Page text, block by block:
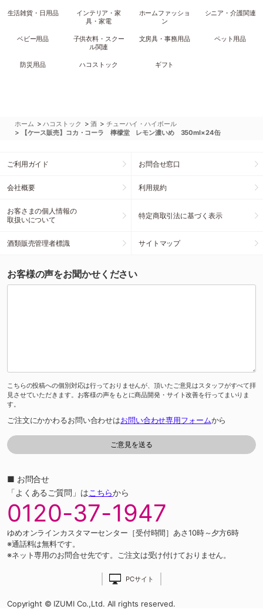
生活雑貨・日用品
インテリア・家
具・家電
ホームファッショ
ン
シニア・介護関連
ベビー用品
子供衣料・スクー
ル関連
文房具・事務用品 ペット用品
防災用品 ハコストック ギフト
ホーム >ハコストック >酒 > チューハイ・ハイボール
> 【ケース販売】コカ・コーラ 檸檬堂 レモン濃いめ 350ml×24缶
ご利用ガイド お問合せ窓口
会社概要 利用規約
お客さまの個人情報の
取扱いについて
特定商取引法に基づく表示
酒類販売管理者標識 サイトマップ
お客様の声をお聞かせください
こちらの投稿への個別対応は行っておりませんが、頂いたご意見はスタッフがすべて拝
見させていただきます。お客様の声をもとに商品開発・サイト改善を行ってまいりま
す。
ご注文にかかわるお問い合わせはお問い合わせ専用フォームから
■ お問合せ
「よくあるご質問」はこちらから
0120-37-1947
ゆめオンラインカスタマーセンター［受付時間］あさ10時～夕方6時
※通話料は無料です。
※ネット専用のお問合せ先です。ご注文は受け付けておりません。
PCサイト
Copyright © IZUMI Co.,Ltd. All rights reserved.